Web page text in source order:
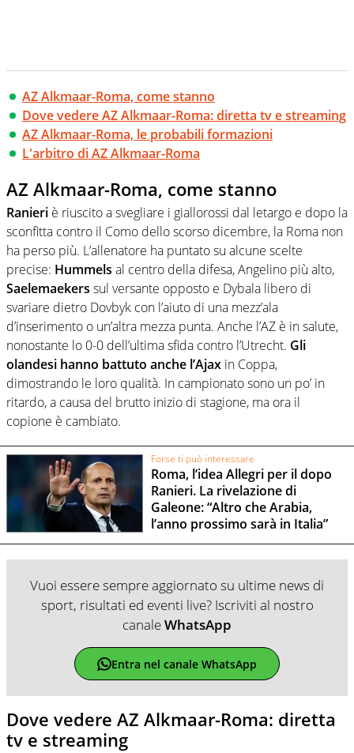
AZ Alkmaar-Roma, come stanno
Dove vedere AZ Alkmaar-Roma: diretta tv e streaming
AZ Alkmaar-Roma, le probabili formazioni
L'arbitro di AZ Alkmaar-Roma
AZ Alkmaar-Roma, come stanno
Ranieri è riuscito a svegliare i giallorossi dal letargo e dopo la
sconfitta contro il Como dello scorso dicembre, la Roma non
ha perso più. L’allenatore ha puntato su alcune scelte
precise: Hummels al centro della difesa, Angelino più alto,
Saelemaekers sul versante opposto e Dybala libero di
svariare dietro Dovbyk con l’aiuto di una mezz’ala
d’inserimento o un’altra mezza punta. Anche l’AZ è in salute,
nonostante lo 0-0 dell’ultima sfida contro l’Utrecht. Gli
olandesi hanno battuto anche l’Ajax in Coppa,
dimostrando le loro qualità. In campionato sono un po’ in
ritardo, a causa del brutto inizio di stagione, ma ora il
copione è cambiato.
Forse ti può interessare
Roma, l’idea Allegri per il dopo
Ranieri. La rivelazione di
Galeone: “Altro che Arabia,
l’anno prossimo sarà in Italia”
Vuoi essere sempre aggiornato su ultime news di
sport, risultati ed eventi live? Iscriviti al nostro
canaleWhatsApp
Entra nel canale WhatsApp
Dove vedere AZ Alkmaar-Roma: diretta
tv e streaming